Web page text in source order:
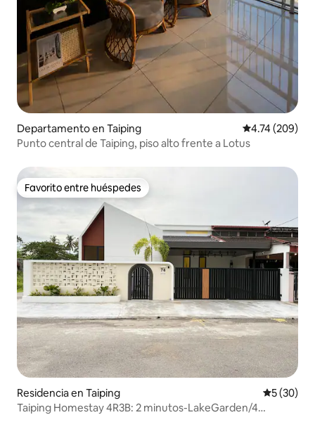
Departamento en Taiping Calificación
4.74 (209)
Punto central de Taiping, piso alto frente a Lotus
Favorito entre huéspedes
Favorito entre huéspedes
Residencia en Taiping
5 (30)
Taiping Homestay 4R3B: 2 minutos-LakeGarden/4